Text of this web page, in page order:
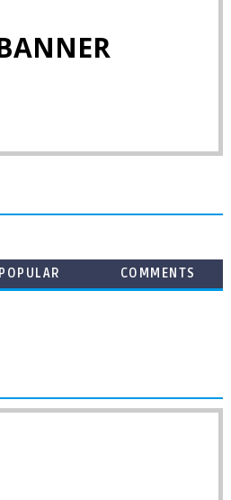
POPULAR COMMENTS